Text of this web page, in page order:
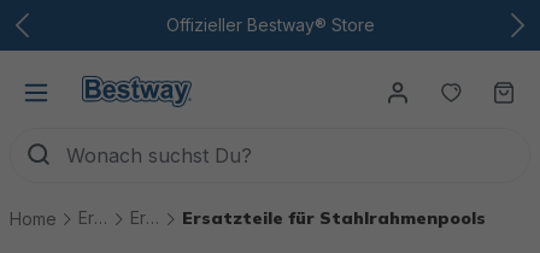
Zum Hauptinhalt Offizieller Bestway® Store
Du
Home Ersatzteile Ersatzteile Pools Ersatzteile für Stahlrahmenpools